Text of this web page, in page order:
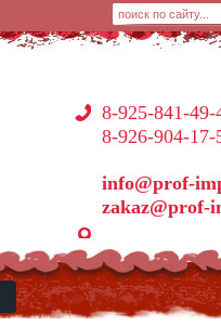
8-925-841-49-
8-926-904-17-
info@prof-
zakaz@prof-